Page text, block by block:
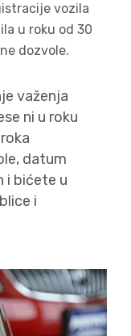
vozila
u roku od 30
dozvole.
važenja
ni u roku
datum
i bićete u
i